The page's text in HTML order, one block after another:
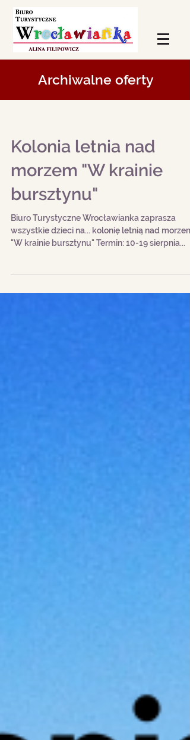
Archiwalne oferty
Kolonia letnia nad
morzem "W krainie
bursztynu"
Biuro Turystyczne Wrocławianka zaprasza
wszystkie dzieci na... kolonię letnią nad morzem
"W krainie bursztynu" Termin: 10-19 sierpnia...